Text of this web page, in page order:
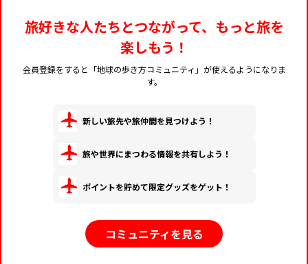
旅好きな人たちとつながって、もっと旅を
楽しもう！
会員登録をすると「地球の歩き方コミュニティ」が使えるようになりま
す。
新しい旅先や旅仲間を見つけよう！
旅や世界にまつわる情報を共有しよう！
ポイントを貯めて限定グッズをゲット！
コミュニティを見る